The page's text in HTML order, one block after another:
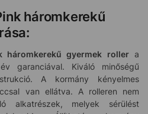
háromkerekű
háromkerekű gyermek rollera
garanciával. Kiváló minőségű
A kormány kényelmes
van ellátva. A rolleren nem
alkatrészek, melyek sérülést